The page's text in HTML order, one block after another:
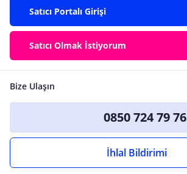
Satıcı Portalı Girişi
Satıcı Olmak İstiyorum
Bize Ulaşın
0850 724 79 76
İhlal Bildirimi